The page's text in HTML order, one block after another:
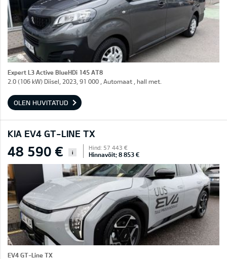
Expert L3 Active BlueHDi 145 AT8
2.0 (106 kW) Diisel, 2023, 91 000 , Automaat , hall met.
OLEN HUVITATUD
KIA EV4 GT-LINE TX
48 590 € i
Hind: 57 443 €
Hinnavõit: 8 853 €
EV4 GT-Line TX